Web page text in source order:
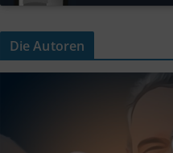
Die Autoren